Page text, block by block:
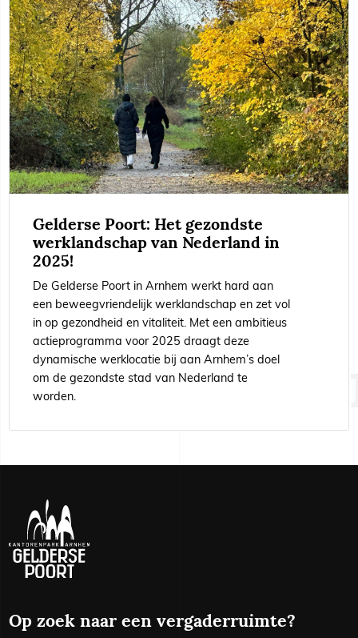
leestijd 1 minuut
Gelderse Poort: Het gezondste
werklandschap van Nederland in
2025!
De Gelderse Poort in Arnhem werkt hard aan
een beweegvriendelijk werklandschap en zet vol
in op gezondheid en vitaliteit. Met een ambitieus
actieprogramma voor 2025 draagt deze
dynamische werklocatie bij aan Arnhem’s doel
om de gezondste stad van Nederland te
worden.
Op zoek naar een vergaderruimte?